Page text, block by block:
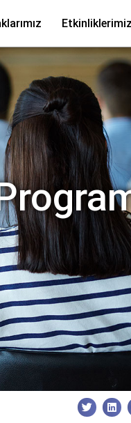
Etkinliklerimiz